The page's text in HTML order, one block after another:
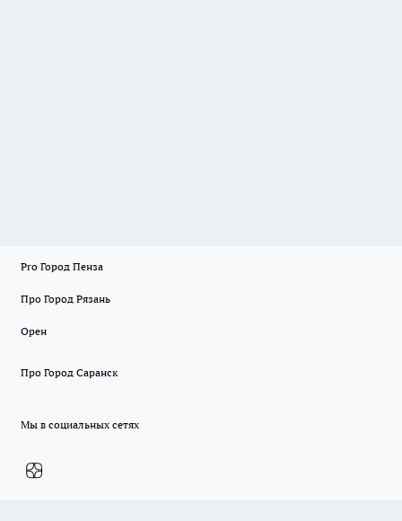
Pro Город Пенза
Про Город Рязань
Орен
Про Город Саранск
Мы в социальных сетях